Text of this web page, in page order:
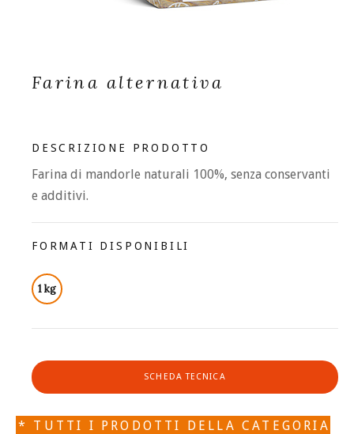
Farina alternativa
DESCRIZIONE PRODOTTO
Farina di mandorle naturali 100%, senza conservanti
e additivi.
FORMATI DISPONIBILI
1 kg
SCHEDA TECNICA
* TUTTI I PRODOTTI DELLA CATEGORIA